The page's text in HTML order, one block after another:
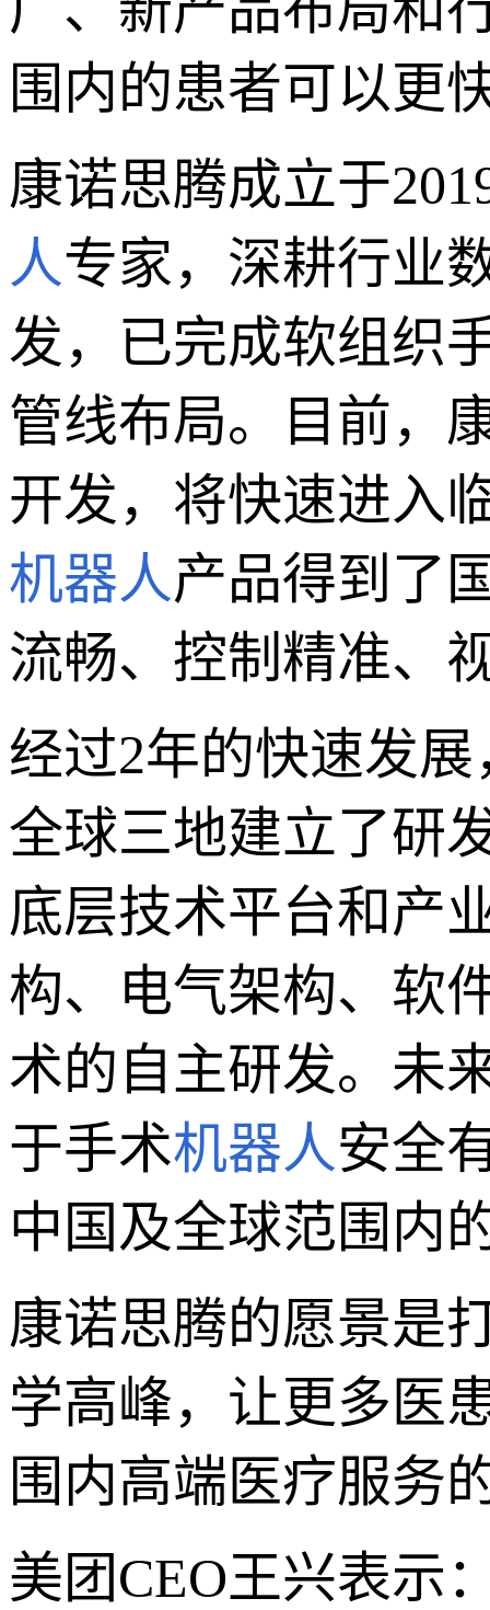
围内的患者可以更
康诺思腾成立于
人专家，深耕行业
发，已完成软组织
管线布局。目前，
开发，将快速进入
机器人产品得到了
流畅、控制精准、
经过2年的快速发
全球三地建立了研
底层技术平台和产
构、电气架构、软
术的自主研发。未
于手术机器人安全
中国及全球范围内
康诺思腾的愿景是
学高峰，让更多医
围内高端医疗服务
美团CEO王兴表示